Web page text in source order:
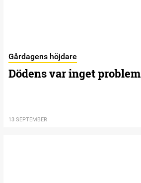
Gårdagens höjdare
Dödens var inget problem
13 SEPTEMBER